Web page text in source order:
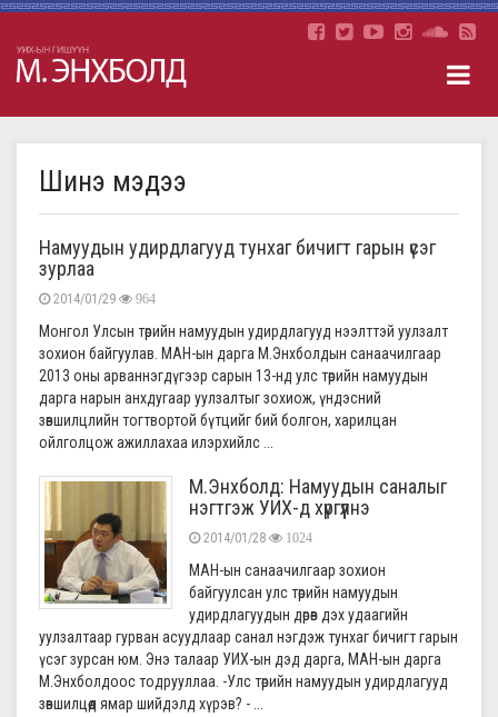
Шинэ мэдээ
Намуудын удирдлагууд тунхаг бичигт гарын үсэг
зурлаа
2014/01/29 964
Монгол Улсын төрийн намуудын удирдлагууд нээлттэй уулзалт
зохион байгуулав. МАН-ын дарга М.Энхболдын санаачилгаар
2013 оны арваннэгдүгээр сарын 13-нд улс төрийн намуудын
дарга нарын анхдугаар уулзалтыг зохиож, үндэсний
зөвшилцлийн тогтвортой бүтцийг бий болгон, харилцан
ойлголцож ажиллахаа илэрхийлс ...
М.Энхболд: Намуудын саналыг
нэгтгэж УИХ-д хүргүүлнэ
2014/01/28 1024
МАН-ын санаачилгаар зохион
байгуулсан улс төрийн намуудын
удирдлагуудын дөрөв дэх удаагийн
уулзалтаар гурван асуудлаар санал нэгдэж тунхаг бичигт гарын
үсэг зурсан юм. Энэ талаар УИХ-ын дэд дарга, МАН-ын дарга
М.Энхболдоос тодрууллаа. -Улс төрийн намуудын удирдлагууд
зөвшилцөөд ямар шийдэлд хүрэв? - ...